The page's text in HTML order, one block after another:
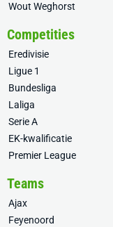
Wout Weghorst
Competities
Eredivisie
Ligue 1
Bundesliga
Laliga
Serie A
EK-kwalificatie
Premier League
Teams
Ajax
Feyenoord